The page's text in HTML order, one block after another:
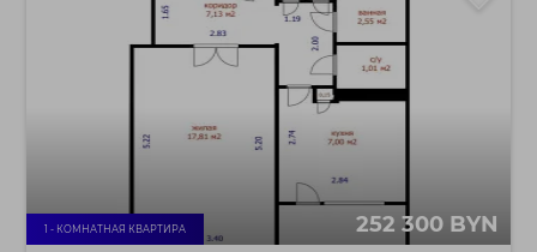
1 - КОМНАТНАЯ КВАРТИРА 252 300 BYN